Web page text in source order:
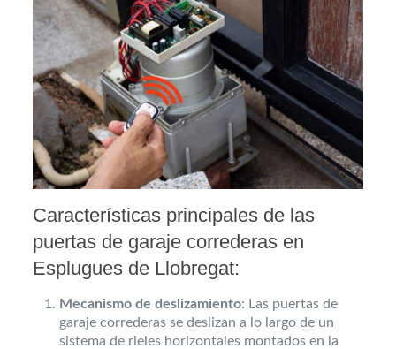
Características principales de las
puertas de garaje correderas en
Esplugues de Llobregat:
Mecanismo de deslizamiento: Las puertas de
garaje correderas se deslizan a lo largo de un
sistema de rieles horizontales montados en la